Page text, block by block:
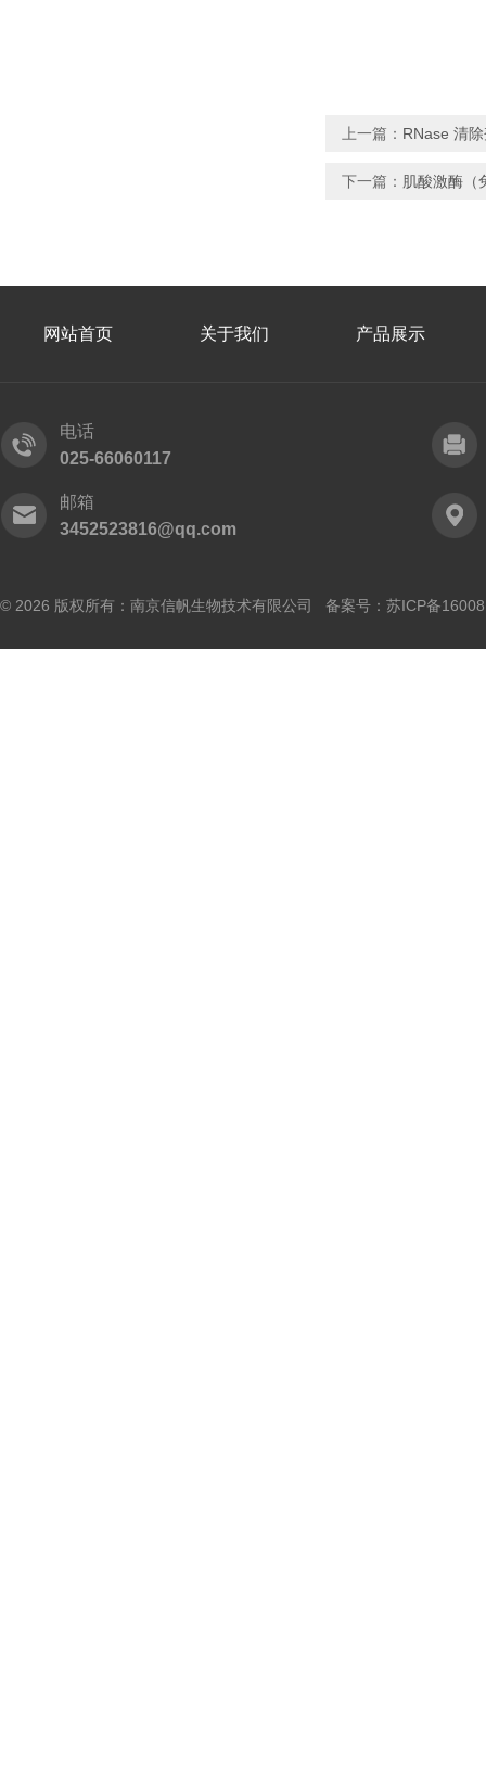
上一篇： RNase 清
下一篇： 肌酸激酶（
网站首页 关于我们 产品展示
电话
025-66060117
邮箱
3452523816@qq.com
© 2026 版权所有：南京信帆生物技术有限公司 备案号： 苏ICP备